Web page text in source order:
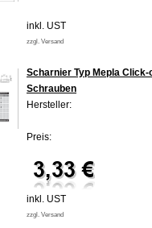
inkl. UST
zzgl. Versand
Scharnier Typ Mepla
Schrauben
Hersteller:
Preis:
inkl. UST
zzgl. Versand